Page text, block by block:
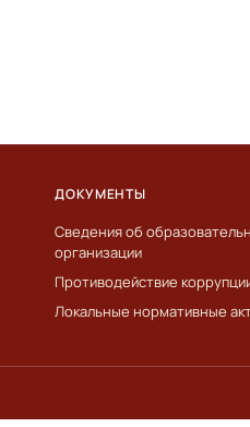
ДОКУМЕНТЫ
Сведения об
организации
Противодействие
Локальные нормативные